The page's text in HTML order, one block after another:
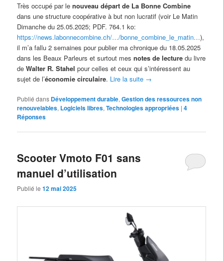
Très occupé par lenouveau départ de La Bonne Combine
dans une structure coopérative à but non lucratif (voir Le Matin
Dimanche du 25.05.2025; PDF. 764.1 ko:
https://news.labonnecombine.ch/…/bonne_combine_le_matin…),
il m’a fallu 2 semaines pour publier ma chronique du 18.05.2025
dans les Beaux Parleurs et surtout mesnotes de lecture du livre
deWalter R. Stahel pour celles et ceux qui s’intéressent au
sujet de l’économie circulaire. Lire la suite →
Publié dans Développement durable,Gestion des ressources non
renouvelables, Logiciels libres,Technologies appropriées |4
Réponses
Scooter Vmoto F01 sans
manuel d’utilisation
Publié le12 mai 2025